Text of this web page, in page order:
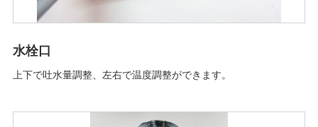
水栓口
上下で吐水量調整、左右で温度調整ができます。